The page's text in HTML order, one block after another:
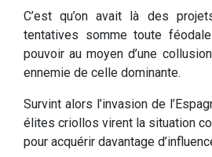
C’est qu’on avait là des
tentatives somme toute
pouvoir au moyen d’une
ennemie de celle dominante.
Survint alors l’invasion de
élites criollos virent la situation
pour acquérir davantage